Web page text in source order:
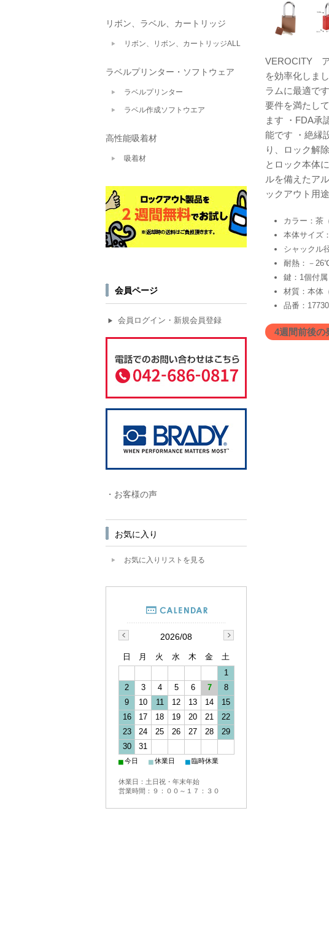
VEROCITY ア
を効率化しま
ラムに最適で
要件を満たし
ます ・FDA承
能です ・絶縁
り、ロック解
とロック本体
ルを備えたア
ックアウト用
カラー：茶
本体サイズ
シャックル
耐熱：－
鍵：1個付属
材質：本体
品番：
4週間前後の
リボン、ラベル、カートリッジ
リボン、リボン、カートリッジALL
ラベルプリンター・ソフトウェア
ラベルプリンター
ラベル作成ソフトウエア
高性能吸着材
吸着材
会員ページ
▶ 会員ログイン・新規会員登録
・お客様の声
お気に入り
お気に入りリストを見る
2026/08
日 月 火 水 木 金
土
1
2
3 4 5 6 7
8
9
10 11 12 13 14
15
16
17 18 19 20 21
22
23
24 25 26 27 28
29
30
31
■今日 ■休業日 ■臨時休業
休業日：土日祝・年末年始
営業時間：９：００～１７：３０